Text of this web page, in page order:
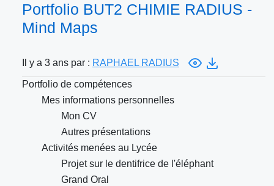
Portfolio BUT2 CHIMIE RADIUS -
Mind Maps
Il y a 3 ans par : RAPHAEL RADIUS
Portfolio de compétences
Mes informations personnelles
Mon CV
Autres présentations
Activités menées au Lycée
Projet sur le dentifrice de l'éléphant
Grand Oral